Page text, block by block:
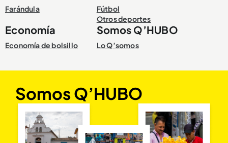
Farándula
Fútbol
Otros deportes
Economía
Economía de bolsillo
Somos Q’HUBO
Lo Q’somos
Somos Q’HUBO